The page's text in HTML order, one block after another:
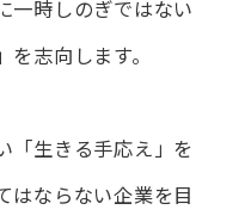
一時しのぎではない
を志向します。
「生きる手応え」を
はならない企業を目